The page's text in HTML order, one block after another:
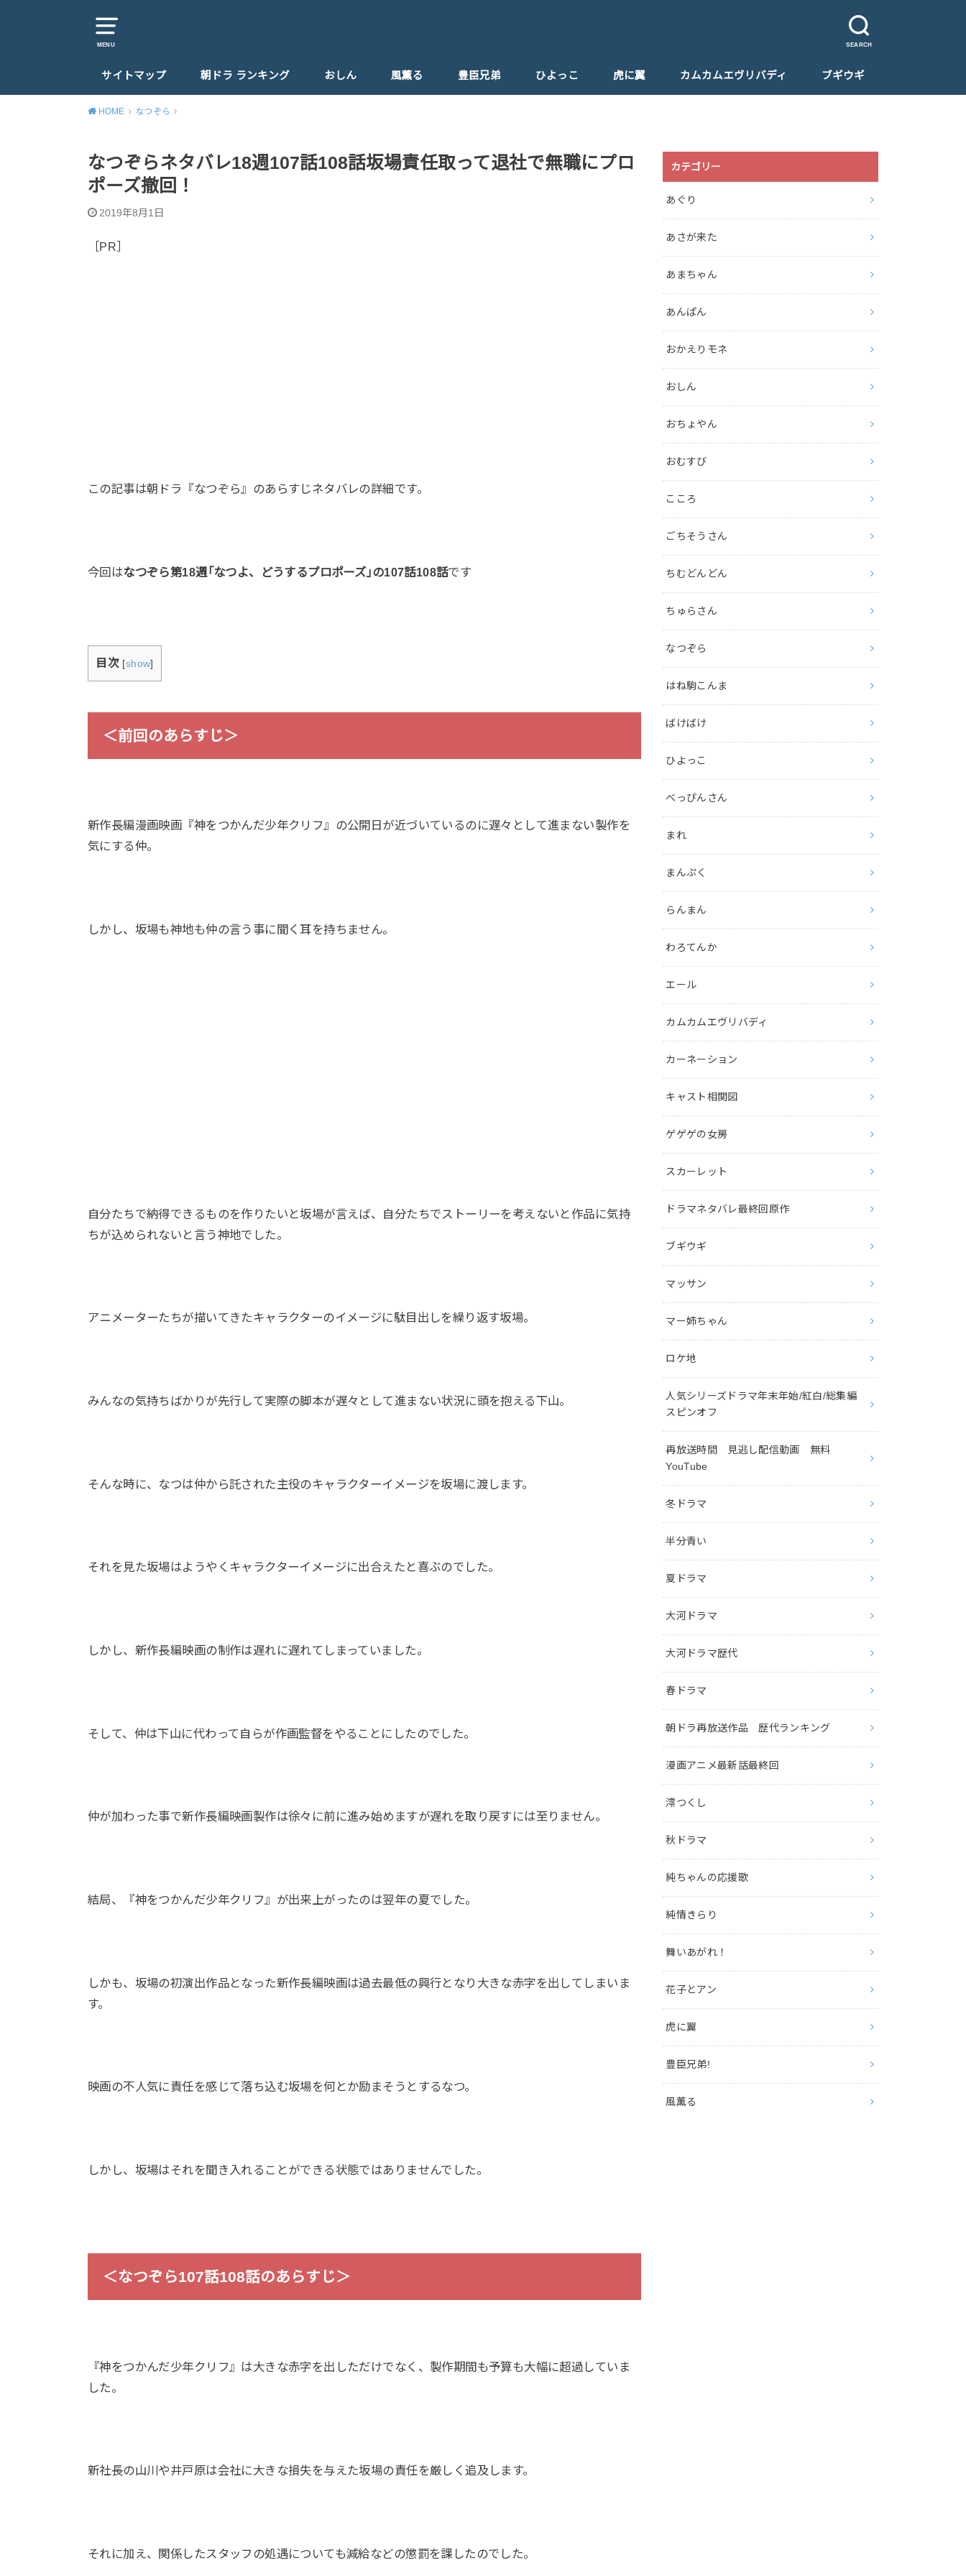
MENU SEARCH
サイトマップ 朝ドラ ランキング おしん 風薫る 豊臣兄弟 ひよっこ 虎に翼 カムカムエヴリバディ ブギウギ
HOME なつぞら
なつぞらネタバレ18週107話108話坂場責任取って退社で無職にプロ
ポーズ撤回！
2019年8月1日
［PR］
この記事は朝ドラ『なつぞら』のあらすじネタバレの詳細です。
今回はなつぞら第18週｢なつよ、どうするプロポーズ｣の107話108話です
目次 [show]
＜前回のあらすじ＞
新作長編漫画映画『神をつかんだ少年クリフ』の公開日が近づいているのに遅々として進まない製作を
気にする仲。
しかし、坂場も神地も仲の言う事に聞く耳を持ちません。
自分たちで納得できるものを作りたいと坂場が言えば、自分たちでストーリーを考えないと作品に気持
ちが込められないと言う神地でした。
アニメーターたちが描いてきたキャラクターのイメージに駄目出しを繰り返す坂場。
みんなの気持ちばかりが先行して実際の脚本が遅々として進まない状況に頭を抱える下山。
そんな時に、なつは仲から託された主役のキャラクターイメージを坂場に渡します。
それを見た坂場はようやくキャラクターイメージに出合えたと喜ぶのでした。
しかし、新作長編映画の制作は遅れに遅れてしまっていました。
そして、仲は下山に代わって自らが作画監督をやることにしたのでした。
仲が加わった事で新作長編映画製作は徐々に前に進み始めますが遅れを取り戻すには至りません。
結局、『神をつかんだ少年クリフ』が出来上がったのは翌年の夏でした。
しかも、坂場の初演出作品となった新作長編映画は過去最低の興行となり大きな赤字を出してしまいま
す。
映画の不人気に責任を感じて落ち込む坂場を何とか励まそうとするなつ。
しかし、坂場はそれを聞き入れることができる状態ではありませんでした。
＜なつぞら107話108話のあらすじ＞
『神をつかんだ少年クリフ』は大きな赤字を出しただけでなく、製作期間も予算も大幅に超過していま
した。
新社長の山川や井戸原は会社に大きな損失を与えた坂場の責任を厳しく追及します。
それに加え、関係したスタッフの処遇についても減給などの懲罰を課したのでした。
カテゴリー
あぐり
あさが来た
あまちゃん
あんぱん
おかえりモネ
おしん
おちょやん
おむすび
こころ
ごちそうさん
ちむどんどん
ちゅらさん
なつぞら
はね駒こんま
ばけばけ
ひよっこ
べっぴんさん
まれ
まんぷく
らんまん
わろてんか
エール
カムカムエヴリバディ
カーネーション
キャスト相関図
ゲゲゲの女房
スカーレット
ドラマネタバレ最終回原作
ブギウギ
マッサン
マー姉ちゃん
ロケ地
人気シリーズドラマ年末年始/紅白/総集編
スピンオフ
再放送時間 見逃し配信動画 無料
YouTube
冬ドラマ
半分青い
夏ドラマ
大河ドラマ
大河ドラマ歴代
春ドラマ
朝ドラ再放送作品 歴代ランキング
漫画アニメ最新話最終回
澪つくし
秋ドラマ
純ちゃんの応援歌
純情きらり
舞いあがれ！
花子とアン
虎に翼
豊臣兄弟!
風薫る